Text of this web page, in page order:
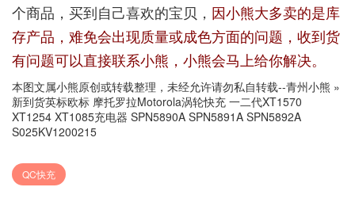
个商品，买到自己喜欢的宝贝， 因小熊大多卖的是库
存产品，难免会出现质量或成色方面的问题，收到货
有问题可以直接联系小熊，小熊会马上给你解决。
本图文属小熊原创或转载整理，未经允许请勿私自转载--青州小熊 »
新到货英标欧标 摩托罗拉Motorola涡轮快充 一二代XT1570
XT1254 XT1085充电器 SPN5890A SPN5891A SPN5892A
S025KV1200215
QC快充